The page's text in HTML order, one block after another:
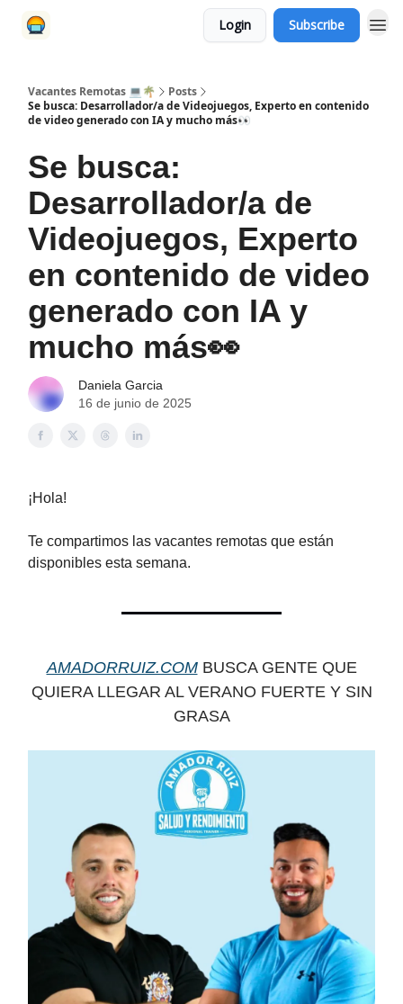
Login Subscribe
Vacantes Remotas 💻🌴
Posts
Se busca: Desarrollador/a de Videojuegos, Experto en contenido
de video generado con IA y mucho más👀
Se busca:
Desarrollador/a de
Videojuegos, Experto
en contenido de video
generado con IA y
mucho más👀
Daniela Garcia
16 de junio de 2025
¡Hola!
Te compartimos las vacantes remotas que están
disponibles esta semana.
AMADORRUIZ.COMBUSCA GENTE QUE
QUIERA LLEGAR AL VERANO FUERTE Y SIN
GRASA